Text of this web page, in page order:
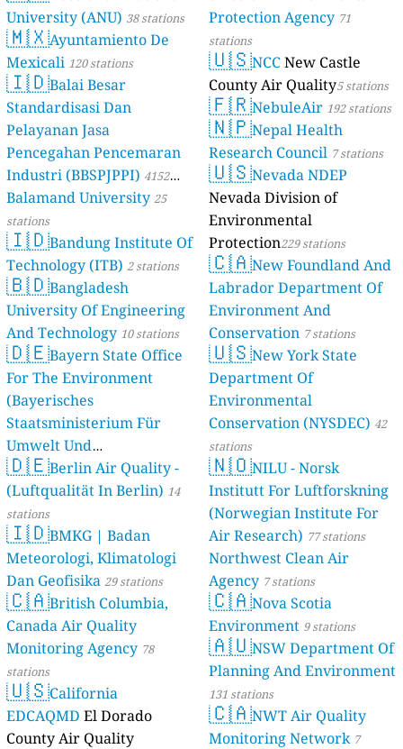
University (ANU) 38 stations
🇲🇽Ayuntamiento De
Mexicali 120 stations
🇮🇩Balai Besar
Standardisasi Dan
Pelayanan Jasa
Pencegahan Pencemaran
Industri (BBSPJPPI) 4152
stations
Balamand University25
stations
🇮🇩Bandung Institute Of
Technology (ITB) 2 stations
🇧🇩Bangladesh
University Of Engineering
And Technology 10 stations
🇩🇪Bayern State Office
For The Environment
(Bayerisches
Staatsministerium Für
Umwelt Und
Verbraucherschutz) - LfU
46 stations
🇩🇪Berlin Air Quality -
(Luftqualität In Berlin) 14
stations
🇮🇩BMKG | Badan
Meteorologi, Klimatologi
Dan Geofisika 29 stations
🇨🇦British Columbia,
Canada Air Quality
Monitoring Agency 78
stations
🇺🇸California
EDCAQMD El Dorado
County Air Quality
Protection Agency 71
stations
🇺🇸NCCNew Castle
County Air Quality5 stations
🇫🇷NebuleAir 192 stations
🇳🇵Nepal Health
Research Council 7 stations
🇺🇸Nevada NDEP
Nevada Division of
Environmental
Protection229 stations
🇨🇦New Foundland And
Labrador Department Of
Environment And
Conservation 7 stations
🇺🇸New York State
Department Of
Environmental
Conservation (NYSDEC) 42
stations
🇳🇴NILU - Norsk
Institutt For Luftforskning
(Norwegian Institute For
Air Research) 77 stations
Northwest Clean Air
Agency 7 stations
🇨🇦Nova Scotia
Environment 9 stations
🇦🇺NSW Department Of
Planning And Environment
131 stations
🇨🇦NWT Air Quality
Monitoring Network 7